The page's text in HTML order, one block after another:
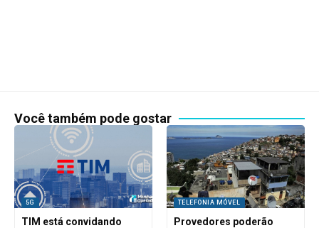
Você também pode gostar
5G
TIM está convidando
TELEFONIA MÓVEL
Provedores poderão